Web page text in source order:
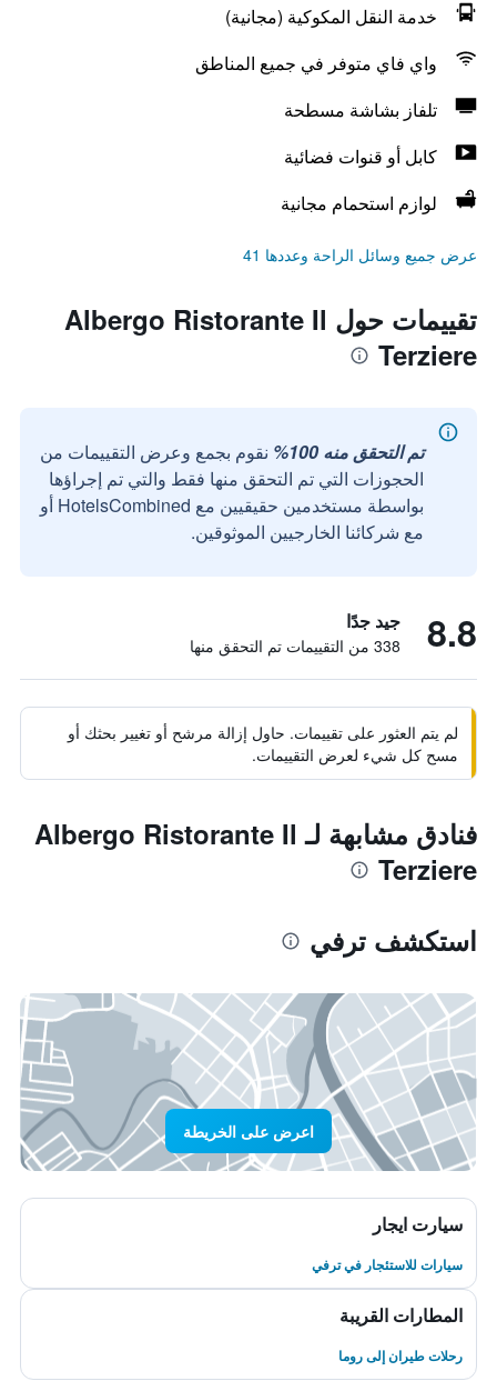
خدمة النقل المكوكية (مجانية)
واي فاي متوفر في جميع المناطق
تلفاز بشاشة مسطحة
كابل أو قنوات فضائية
لوازم استحمام مجانية
عرض جميع وسائل الراحة وعددها 41
تقييمات حول Albergo Ristorante Il
Terziere
تم التحقق منه 100%
نقوم بجمع وعرض التقييمات من
الحجوزات التي تم التحقق منها فقط والتي تم إجراؤها
بواسطة مستخدمين حقيقيين مع HotelsCombined أو
مع شركائنا الخارجيين الموثوقين.
8.8 جيد جدًا
338 من التقييمات تم التحقق منها
لم يتم العثور على تقييمات. حاول إزالة مرشح أو تغيير بحثك أو
مسح كل شيء لعرض التقييمات.
فنادق مشابهة لـ Albergo Ristorante Il
Terziere
استكشف ترفي
اعرض على الخريطة
سيارت ايجار
سيارات للاستئجار في ترفي
المطارات القريبة
رحلات طيران إلى روما